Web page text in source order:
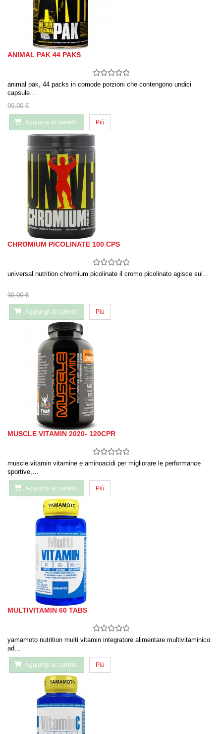
ANIMAL PAK 44 PAKS
animal pak, 44 packs in comode porzioni che contengono undici
capsule…
90,00 €
Aggiungi al carrello Più
CHROMIUM PICOLINATE 100 CPS
universal nutrition chromium picolinate il cromo picolinato agisce sul…
30,00 €
Aggiungi al carrello Più
MUSCLE VITAMIN 2020- 120CPR
muscle vitamin vitamine e aminoacidi per migliorare le performance
sportive,…
Aggiungi al carrello Più
MULTIVITAMIN 60 TABS
yamamoto nutrition multi vitamin integratore alimentare multivitaminico
ad…
Aggiungi al carrello Più